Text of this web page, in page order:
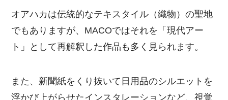
オアハカは伝統的なテキスタイル（織物）の聖地
でもありますが、MACOではそれを「現代アー
ト」として再解釈した作品も多く見られます。
また、新聞紙をくり抜いて日用品のシルエットを
浮かび上がらせたインスタレーションなど、視覚